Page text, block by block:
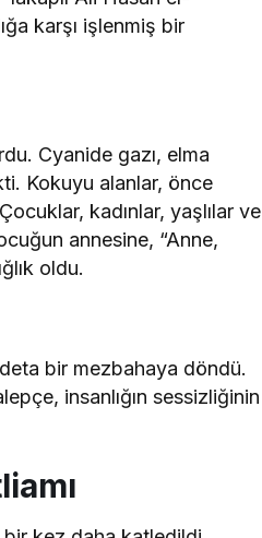
karşı işlenmiş bir
Cyanide gazı, elma
Kokuyu alanlar, önce
kadınlar, yaşlılar ve
annesine, “Anne,
oldu.
bir mezbahaya döndü.
insanlığın sessizliğinin